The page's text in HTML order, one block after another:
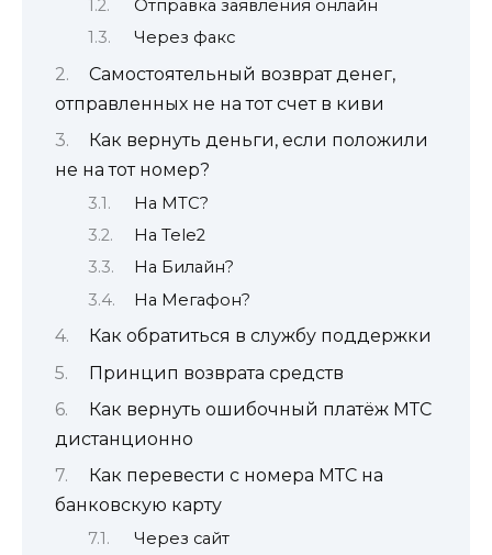
Отправка заявления онлайн
Через факс
Самостоятельный возврат денег,
отправленных не на тот счет в киви
Как вернуть деньги, если положили
не на тот номер?
На МТС?
На Tele2
На Билайн?
На Мегафон?
Как обратиться в службу поддержки
Принцип возврата средств
Как вернуть ошибочный платёж МТС
дистанционно
Как перевести с номера МТС на
банковскую карту
Через сайт